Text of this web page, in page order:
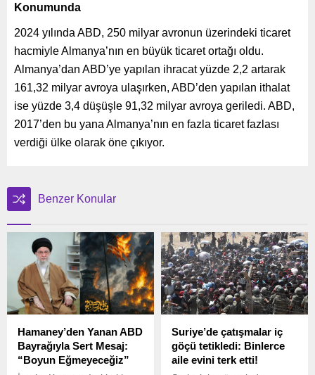
Konumunda
2024 yılında ABD, 250 milyar avronun üzerindeki ticaret
hacmiyle Almanya’nın en büyük ticaret ortağı oldu.
Almanya’dan ABD’ye yapılan ihracat yüzde 2,2 artarak
161,32 milyar avroya ulaşırken, ABD’den yapılan ithalat
ise yüzde 3,4 düşüşle 91,32 milyar avroya geriledi. ABD,
2017’den bu yana Almanya’nın en fazla ticaret fazlası
verdiği ülke olarak öne çıkıyor.
Benzer Konular
Hamaney’den Yanan ABD
Bayrağıyla Sert Mesaj:
“Boyun Eğmeyeceğiz”
Suriye’de çatışmalar iç
göçü tetikledi: Binlerce
aile evini terk etti!